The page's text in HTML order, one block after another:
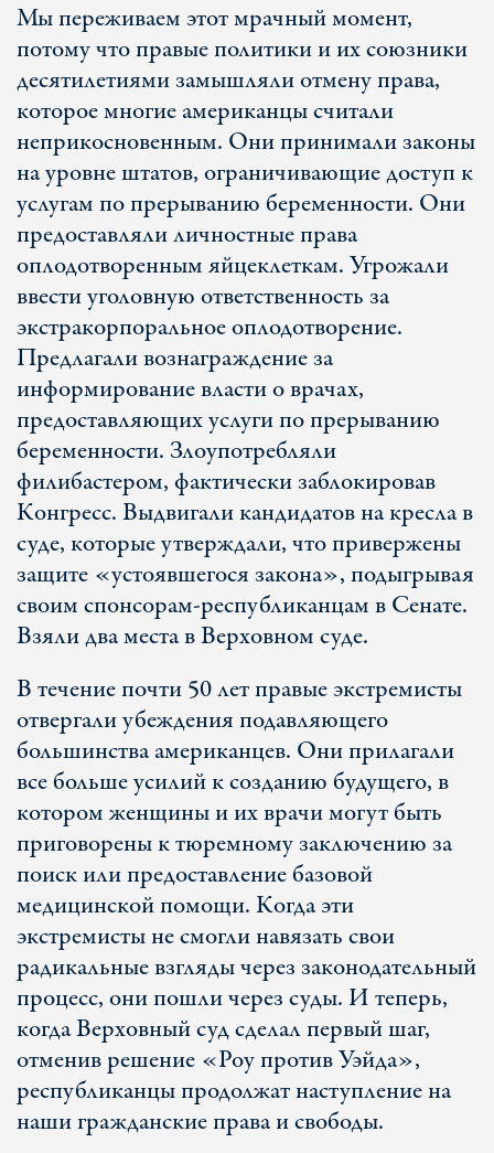
Мы переживаем этот мрачный момент,
потому что правые политики и их союзники
десятилетиями замышляли отмену права,
которое многие американцы считали
неприкосновенным. Они принимали законы
на уровне штатов, ограничивающие доступ к
услугам по прерыванию беременности. Они
предоставляли личностные права
оплодотворенным яйцеклеткам. Угрожали
ввести уголовную ответственность за
экстракорпоральное оплодотворение.
Предлагали вознаграждение за
информирование власти о врачах,
предоставляющих услуги по прерыванию
беременности. Злоупотребляли
филибастером, фактически заблокировав
Конгресс. Выдвигали кандидатов на кресла в
суде, которые утверждали, что привержены
защите «устоявшегося закона», подыгрывая
своим спонсорам-республиканцам в Сенате.
Взяли два места в Верховном суде.
В течение почти 50 лет правые экстремисты
отвергали убеждения подавляющего
большинства американцев. Они прилагали
все больше усилий к созданию будущего, в
котором женщины и их врачи могут быть
приговорены к тюремному заключению за
поиск или предоставление базовой
медицинской помощи. Когда эти
экстремисты не смогли навязать свои
радикальные взгляды через законодательный
процесс, они пошли через суды. И теперь,
когда Верховный суд сделал первый шаг,
отменив решение «Роу против Уэйда»,
республиканцы продолжат наступление на
наши гражданские права и свободы.